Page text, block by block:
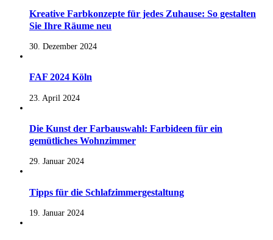
Kreative Farbkonzepte für jedes Zuhause: So gestalten
Sie Ihre Räume neu
30. Dezember 2024
FAF 2024 Köln
23. April 2024
Die Kunst der Farbauswahl: Farbideen für ein
gemütliches Wohnzimmer
29. Januar 2024
Tipps für die Schlafzimmergestaltung
19. Januar 2024